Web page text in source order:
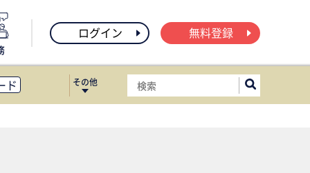
ログイン 無料登録
ド
ス移転
その他